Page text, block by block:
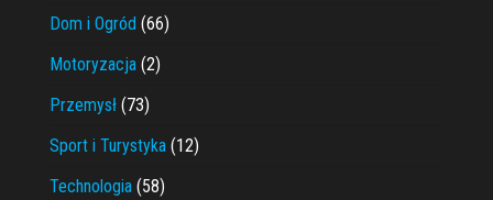
Dom i Ogród (66)
Motoryzacja (2)
Przemysł (73)
Sport i Turystyka (12)
Technologia (58)